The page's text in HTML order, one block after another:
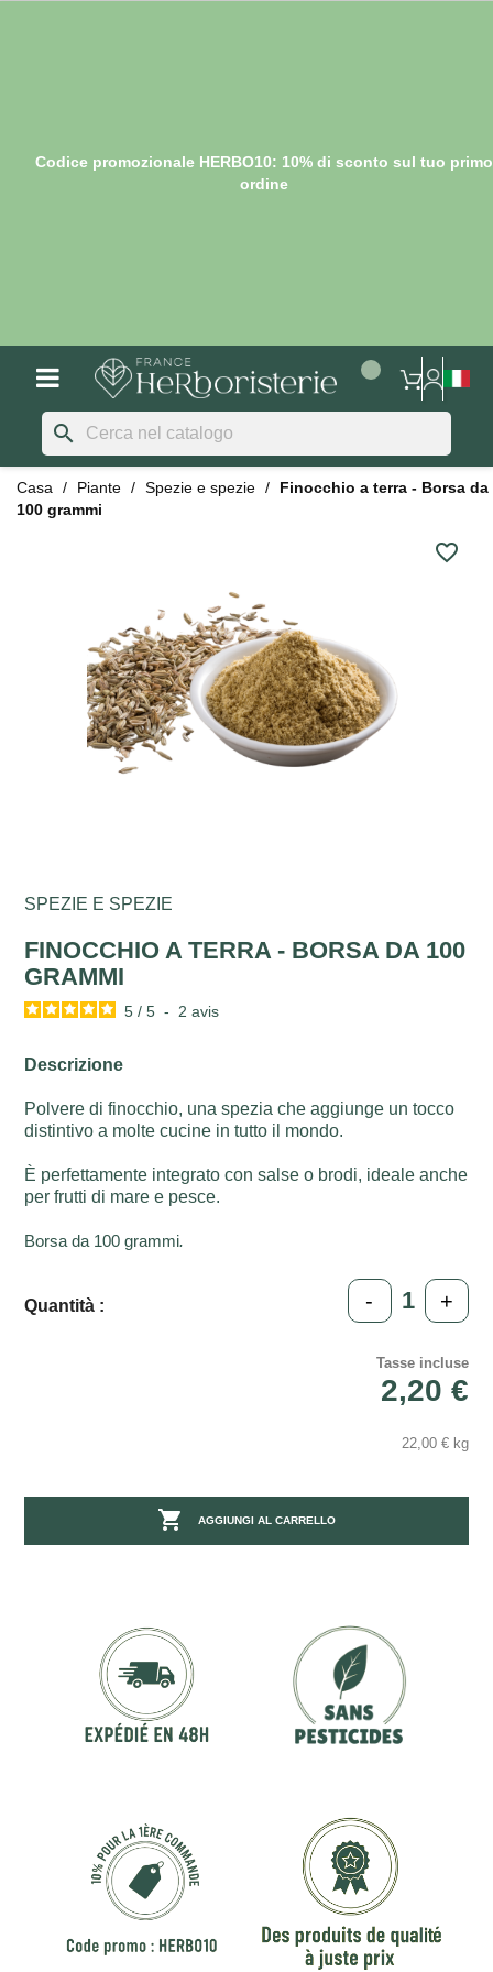
Codice promozionale HERBO10: 10% di sconto sul tuo primo
ordine
search
Casa Piante Spezie e spezie
Finocchio a terra - Borsa da
100 grammi
favorite_border
SPEZIE E SPEZIE
FINOCCHIO A TERRA - BORSA DA 100
GRAMMI
5 / 5 - 2avis
Descrizione
Polvere di finocchio, una spezia che aggiunge un tocco
distintivo a molte cucine in tutto il mondo.
È perfettamente integrato con salse o brodi, ideale anche
per frutti di mare e pesce.
Borsa da 100 grammi.
Quantità : - +
Tasse incluse
2,20 €
22,00 € kg
 AGGIUNGI AL CARRELLO